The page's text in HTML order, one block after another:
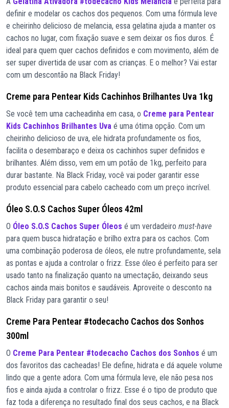
definir e modelar os cachos dos pequenos. Com uma fórmula leve
e cheirinho delicioso de melancia, essa gelatina ajuda a manter os
cachos no lugar, com fixação suave e sem deixar os fios duros. É
ideal para quem quer cachos definidos e com movimento, além de
ser super divertida de usar com as crianças. E o melhor? Vai estar
com um descontão na Black Friday!
Creme para Pentear Kids Cachinhos Brilhantes Uva 1kg
Se você tem uma cacheadinha em casa, o Creme para Pentear
Kids Cachinhos Brilhantes Uva é uma ótima opção. Com um
cheirinho delicioso de uva, ele hidrata profundamente os fios,
facilita o desembaraço e deixa os cachinhos super definidos e
brilhantes. Além disso, vem em um potão de 1kg, perfeito para
durar bastante. Na Black Friday, você vai poder garantir esse
produto essencial para cabelo cacheado com um preço incrível.
Óleo S.O.S Cachos Super Óleos 42ml
O Óleo S.O.S Cachos Super Óleos é um verdadeiro must-have
para quem busca hidratação e brilho extra para os cachos. Com
uma combinação poderosa de óleos, ele nutre profundamente, sela
as pontas e ajuda a controlar o frizz. Esse óleo é perfeito para ser
usado tanto na finalização quanto na umectação, deixando seus
cachos ainda mais bonitos e saudáveis. Aproveite o desconto na
Black Friday para garantir o seu!
Creme Para Pentear #todecacho Cachos dos Sonhos
300ml
O Creme Para Pentear #todecacho Cachos dos Sonhos é um
dos favoritos das cacheadas! Ele define, hidrata e dá aquele volume
lindo que a gente adora. Com uma fórmula leve, ele não pesa nos
fios e ainda ajuda a controlar o frizz. Esse é o tipo de produto que
faz toda a diferença no resultado final dos seus cachos, e na Black